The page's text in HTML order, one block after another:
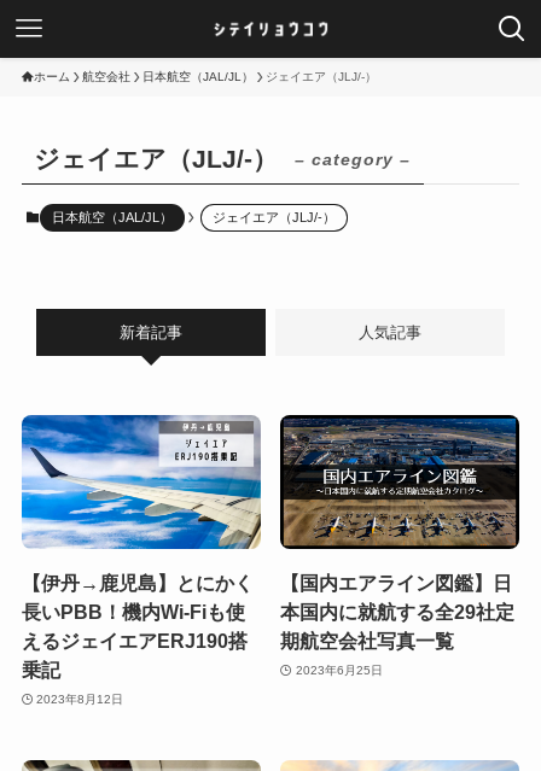
ホーム 航空会社 日本航空（JAL/JL） ジェイエア（JLJ/-）
ジェイエア（JLJ/-） – category –
日本航空（JAL/JL） ジェイエア（JLJ/-）
新着記事 人気記事
【伊丹→鹿児島】とにかく
長いPBB！機内Wi-Fiも使
えるジェイエアERJ190搭
乗記
2023年8月12日
【国内エアライン図鑑】日
本国内に就航する全29社定
期航空会社写真一覧
2023年6月25日